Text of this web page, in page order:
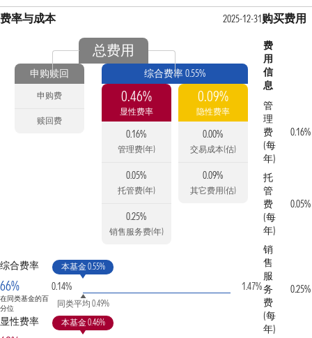
费率与成本 2025-12-31
总费用
申购赎回
申购费
赎回费
综合费率 0.55%
0.46%
显性费率
0.16%
管理费(年)
0.05%
托管费(年)
0.25%
销售服务费(年)
0.09%
隐性费率
0.00%
交易成本(估)
0.09%
其它费用(估)
综合费率
66%
在同类基金的百
分位
0.14%
本基金 0.55%
同类平均 0.49%
1.47%
显性费率 本基金 0.46%
购买费用
费
用
信
息
管
理
费
(每
年)
0.16%
托
管
费
(每
年)
0.05%
销
售
服
务
费
(每
年)
0.25%